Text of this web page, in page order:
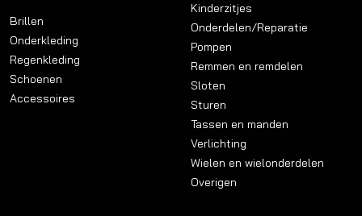
Brillen
Onderkleding
Regenkleding
Schoenen
Accessoires
Kinderzitjes
Onderdelen/Reparatie
Pompen
Remmen en remdelen
Sloten
Sturen
Tassen en manden
Verlichting
Wielen en wielonderdelen
Overigen